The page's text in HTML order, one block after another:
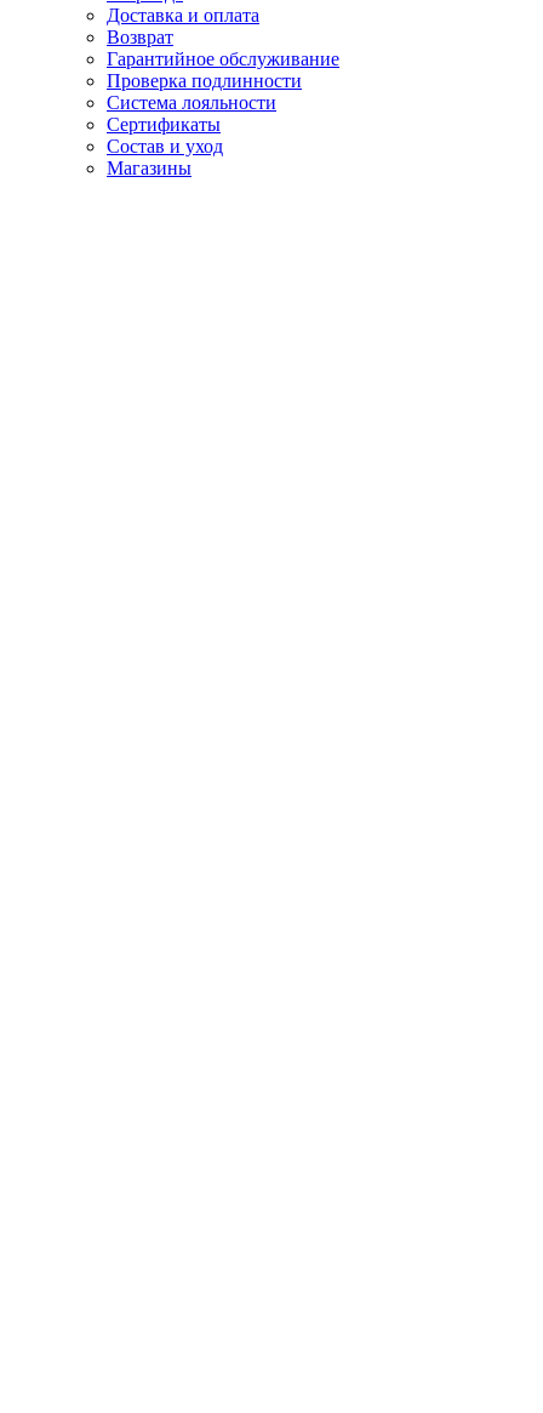
Доставка и оплата
Возврат
Гарантийное обслуживание
Проверка подлинности
Система лояльности
Сертификаты
Состав и уход
Магазины